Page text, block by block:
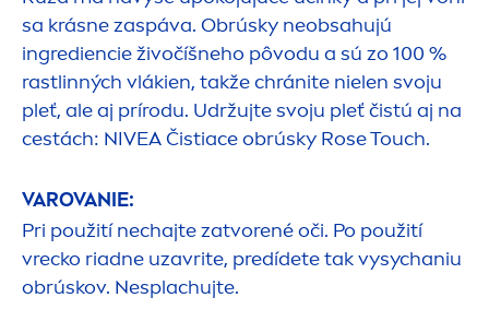
sa krásne zaspáva. Obrúsky neobsahujú
ingrediencie živočíšneho pôvodu a sú zo 100 %
rastlinných vlákien, takže chránite nielen svoju
pleť, ale aj prírodu. Udržujte svoju pleť čistú aj na
cestách: NIVEA Čistiace obrúsky RoseTouch.
VAROVANIE:
Pri použití nechajte zatvorené oči. Po použití
vrecko riadne uzavrite, predídete tak vysychaniu
obrúskov. Nesplachujte.